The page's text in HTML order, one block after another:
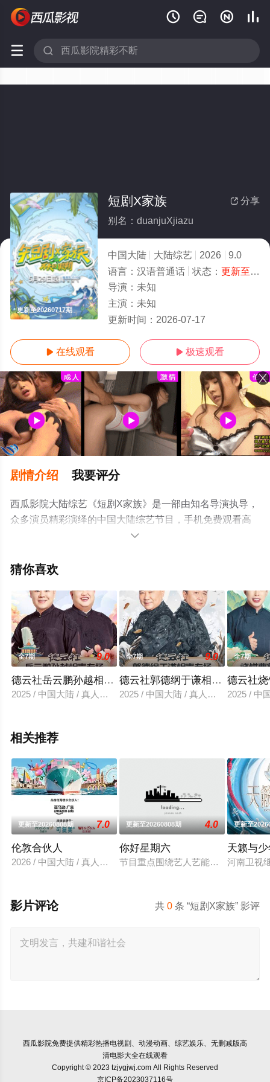
   
 
更新至20260717期
 分享
短剧X家族
别名：duanjuXjiazu
中国大陆 大陆综艺 2026
9.0
语言： 汉语普通话 状态： 更新至20260717期
导演： 未知
主演： 未知
更新时间： 2026-07-17
 在线观看  极速观看
剧情介绍 我要评分
西瓜影院大陆综艺《短剧X家族》是一部由知名导演执导，
众多演员精彩演绎的中国大陆综艺节目，手机免费观看高
清未删减完整版综艺节目就上西瓜影视，更多剧情信息可

猜你喜欢
全7期 9.0
德云社岳云鹏孙越相声专场石家庄站 2025
2025 / 中国大陆 / 真人秀,大陆综艺
全7期 9.0
德云社郭德纲于谦相声专场乌鲁
2025 / 中国大陆 / 真人秀,大陆综艺
全7期
德云社
2025 / 中
相关推荐
更新至20260808期 7.0
伦敦合伙人
2026 / 中国大陆 / 真人秀,大陆综艺
更新至20260808期 4.0
你好星期六
节目重点围绕艺人艺能的全面深度挖
更新至
天籁与
河南卫视
共0 条 “短剧X家族” 影评
影片评论
西瓜影院免费提供精彩热播电视剧、动漫动画、综艺娱乐、无删减版高
清电影大全在线观看
Copyright © 2023 tzjygjwj.com All Rights Reserved
京ICP备2023037116号